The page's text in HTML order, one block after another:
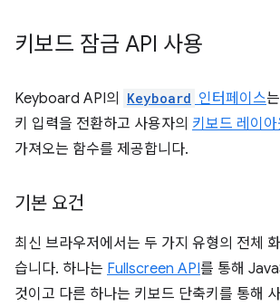
키보드 잠금 API 사용
Keyboard API의 Keyboard 인터페이스
키 입력을 전환하고 사용자의 키보드 레이아
가져오는 함수를 제공합니다.
기본 요건
최신 브라우저에서는 두 가지 유형의 전체
습니다. 하나는 Fullscreen API를 통해
것이고 다른 하나는 키보드 단축키를 통해